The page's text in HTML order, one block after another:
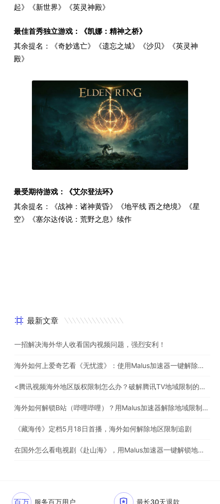
起》《新世界》《英灵神殿》
最佳首秀独立游戏：《凯娜：精神之桥》
其余提名：《奇妙逃亡》《遗忘之城》《沙贝》《英灵神
殿》
最受期待游戏：《艾尔登法环》
其余提名：《战神：诸神黄昏》《地平线 西之绝境》《星
空》《塞尔达传说：荒野之息》续作
最新文章
一招解决海外华人收看国内视频问题，强烈安利！
海外如何上爱奇艺看《无忧渡》：使用Malus加速器一键解除地域限制
<腾讯视频海外地区版权限制怎么办？破解腾讯TV地域限制的办法>
海外如何解锁B站（哔哩哔哩）？用Malus加速器解除地域限制，一键流畅追番
《藏海传》定档5月18日首播，海外如何解除地区限制追剧
在国外怎么看电视剧《赴山海》，用Malus加速器一键解锁地区限制
百万 服务百万用户 最长30天退款